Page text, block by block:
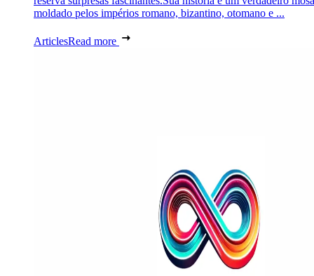
moldado pelos impérios romano, bizantino, otomano e ...
ArticlesRead more